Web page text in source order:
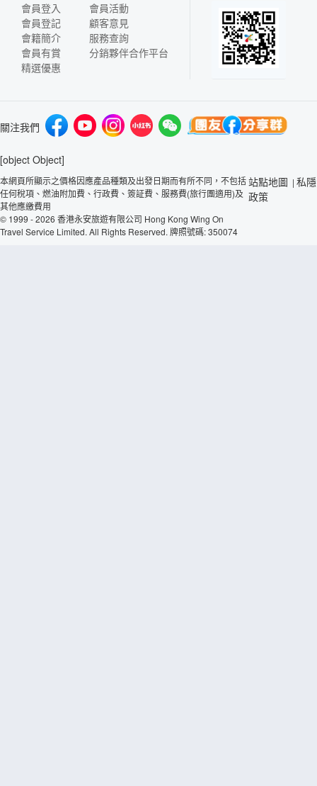
會員登入
會員登記
會籍簡介
會員有賞
精選優惠
會員活動
顧客意見
服務查詢
分銷夥伴合作平台
關注我們
[object Object]
本網頁所顯示之價格因應產品種類及出發日期而有所不同，不包括
任何稅項、燃油附加費、行政費、簽証費、服務費(旅行團適用)及
其他應繳費用
© 1999 - 2026 香港永安旅遊有限公司 Hong Kong Wing On
Travel Service Limited. All Rights Reserved. 牌照號碼: 350074
站點地圖 | 私隱
政策